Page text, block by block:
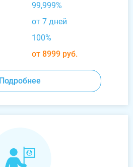
99,999%
от 7 дней
100%
от 8999 руб.
Подробнее